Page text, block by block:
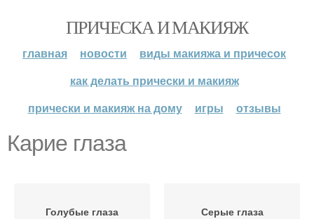
ПРИЧЕСКА И МАКИЯЖ
главная новости
виды макияжа и причесок
как делать прически и макияж
прически и макияж на дому
игры отзывы
Карие глаза
Голубые глаза Серые глаза